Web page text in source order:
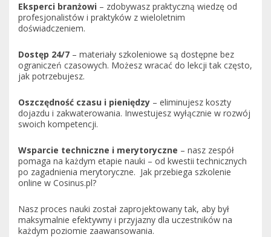
Eksperci branżowi – zdobywasz praktyczną wiedzę od
profesjonalistów i praktyków z wieloletnim
doświadczeniem.
Dostęp 24/7 – materiały szkoleniowe są dostępne bez
ograniczeń czasowych. Możesz wracać do lekcji tak często,
jak potrzebujesz.
Oszczędność czasu i pieniędzy – eliminujesz koszty
dojazdu i zakwaterowania. Inwestujesz wyłącznie w rozwój
swoich kompetencji.
Wsparcie techniczne i merytoryczne – nasz zespół
pomaga na każdym etapie nauki – od kwestii technicznych
po zagadnienia merytoryczne. Jak przebiega szkolenie
online w Cosinus.pl?
Nasz proces nauki został zaprojektowany tak, aby był
maksymalnie efektywny i przyjazny dla uczestników na
każdym poziomie zaawansowania.